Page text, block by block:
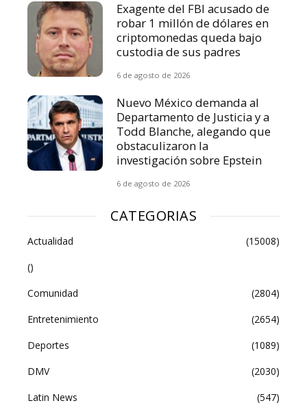
Exagente del FBI acusado de
robar 1 millón de dólares en
criptomonedas queda bajo
custodia de sus padres
6 de agosto de 2026
Nuevo México demanda al
Departamento de Justicia y a
Todd Blanche, alegando que
obstaculizaron la
investigación sobre Epstein
6 de agosto de 2026
CATEGORIAS
Actualidad
(15008)
()
Comunidad
(2804)
Entretenimiento
(2654)
Deportes
(1089)
DMV
(2030)
Latin News
(547)